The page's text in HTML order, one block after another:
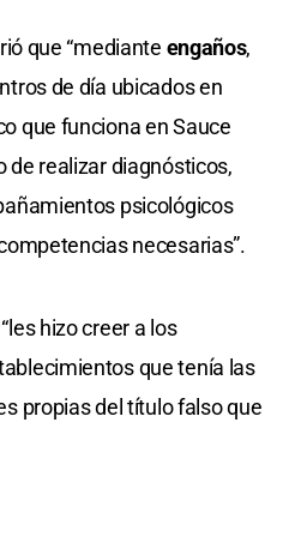
que “mediante engaños,
de día ubicados en
que funciona en Sauce
de realizar diagnósticos,
psicológicos
necesarias”.
hizo creer a los
que tenía las
propias del título falso que